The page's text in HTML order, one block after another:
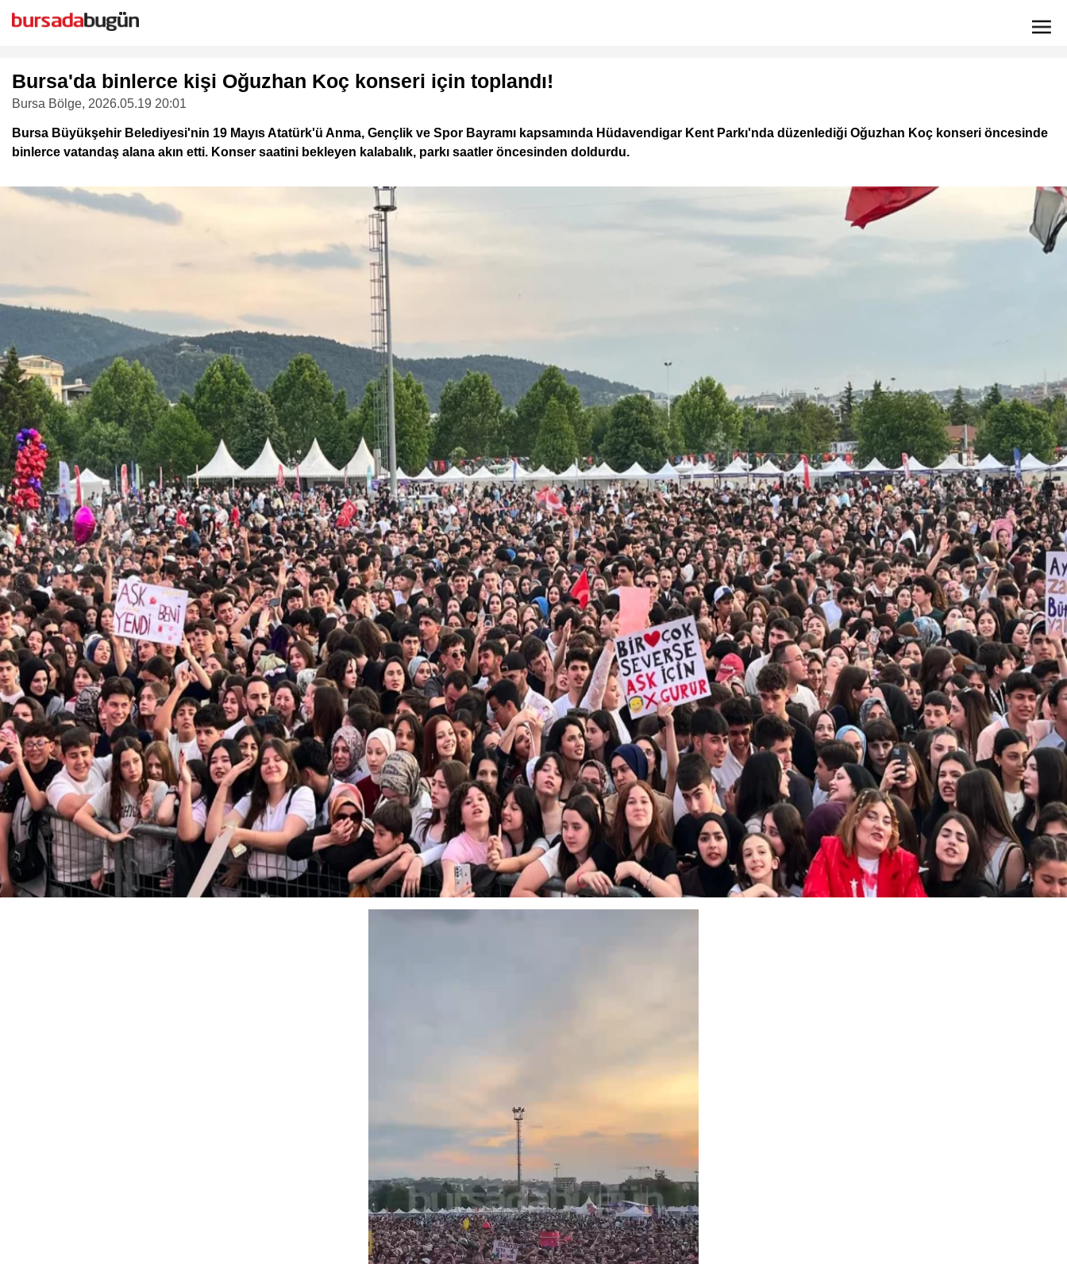
Bursa'da binlerce kişi Oğuzhan Koç konseri için toplandı!
Bursa Bölge, 2026.05.19 20:01
Bursa Büyükşehir Belediyesi'nin 19 Mayıs Atatürk'ü Anma, Gençlik ve Spor Bayramı kapsamında Hüdavendigar Kent Parkı'nda düzenlediği Oğuzhan Koç konseri öncesinde
binlerce vatandaş alana akın etti. Konser saatini bekleyen kalabalık, parkı saatler öncesinden doldurdu.